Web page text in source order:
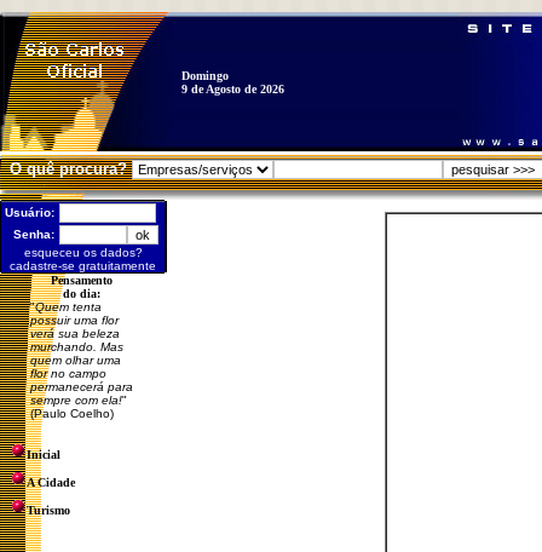
Domingo
9 de Agosto de 2026
O quê procura?
Usuário:
Senha:
esqueceu os dados?
cadastre-se gratuitamente
Pensamento
do dia:
"Quem tenta
possuir uma flor
verá sua beleza
murchando. Mas
quem olhar uma
flor no campo
permanecerá para
sempre com ela!"
(Paulo Coelho)
Inicial
A Cidade
Turismo